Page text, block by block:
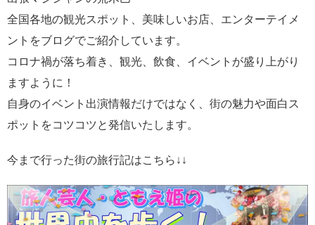
全国各地の観光スポット、美味しいお店、エンターテイメ
ントをブログでご紹介しています。
コロナ禍が落ち着き、観光、飲食、イベントが盛り上がり
ますように！
自身のイベント出演情報だけではなく、街の魅力や面白ス
ポットをコツコツと発信いたします。
今まで行った街の旅行記はこちら↓↓